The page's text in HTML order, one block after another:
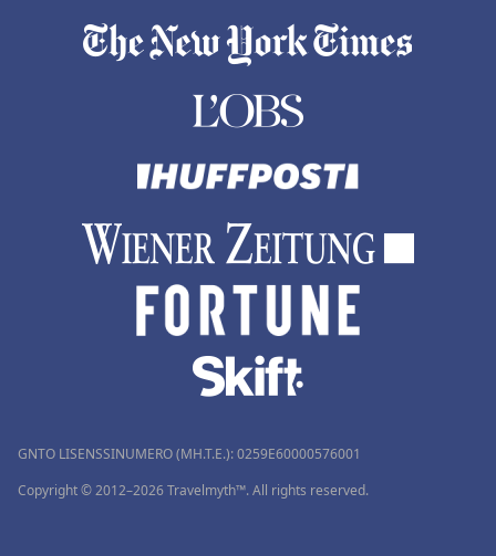
GNTO LISENSSINUMERO (MH.T.E.): 0259Ε60000576001
Copyright © 2012–2026 Travelmyth™. All rights reserved.